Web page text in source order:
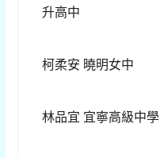
升高中
柯柔安 曉明女中
林品宜 宜寧高級中學